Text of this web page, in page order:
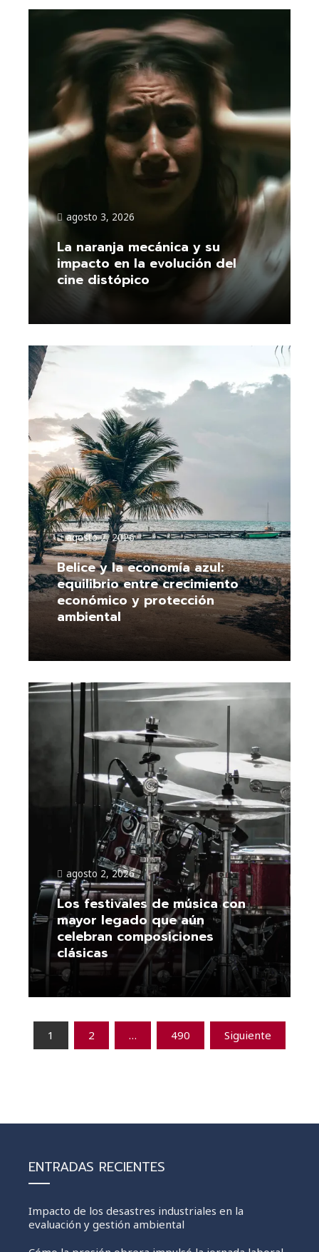
agosto 3, 2026
La naranja mecánica y su
impacto en la evolución del
cine distópico
agosto 2, 2026
Belice y la economía azul:
equilibrio entre crecimiento
económico y protección
ambiental
Leer más
agosto 2, 2026
Los festivales de música con
mayor legado que aún
celebran composiciones
clásicas
Leer más
Paginación
1 2 … 490 Siguiente
ENTRADAS RECIENTES
Impacto de los desastres industriales en la
evaluación y gestión ambiental